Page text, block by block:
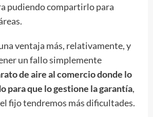
pudiendo compartirlo para
ventaja más, relativamente, y
un fallo simplemente
de aire al comercio donde lo
para que lo gestione la garantía,
fijo tendremos más dificultades.